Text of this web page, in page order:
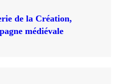
de la Création,
médiévale